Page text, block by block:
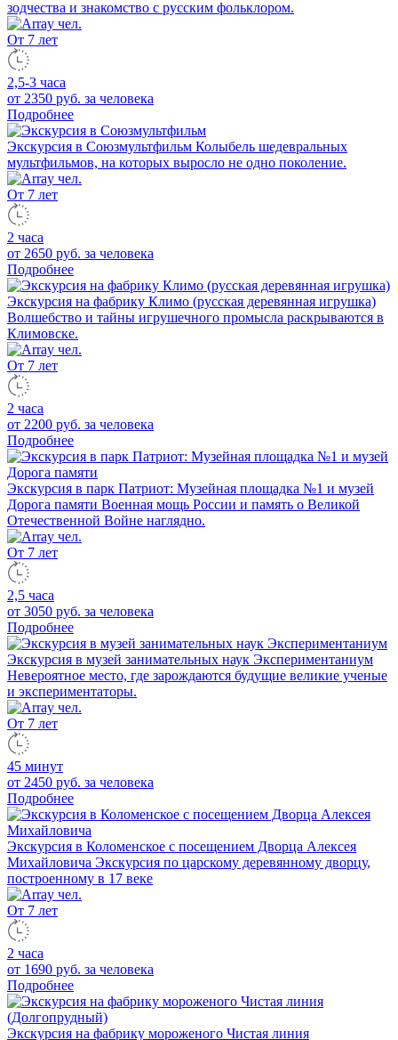
зодчества и знакомство с русским фольклором.
От 7 лет
2,5-3 часа
от 2350 руб. за человека
Подробнее
Экскурсия в Союзмультфильм Колыбель шедевральных
мультфильмов, на которых выросло не одно поколение.
От 7 лет
2 часа
от 2650 руб. за человека
Подробнее
Экскурсия на фабрику Климо (русская деревянная игрушка)
Волшебство и тайны игрушечного промысла раскрываются в
Климовске.
От 7 лет
2 часа
от 2200 руб. за человека
Подробнее
Экскурсия в парк Патриот: Музейная площадка №1 и музей
Дорога памяти Военная мощь России и память о Великой
Отечественной Войне наглядно.
От 7 лет
2,5 часа
от 3050 руб. за человека
Подробнее
Экскурсия в музей занимательных наук Экспериментаниум
Невероятное место, где зарождаются будущие великие ученые
и экспериментаторы.
От 7 лет
45 минут
от 2450 руб. за человека
Подробнее
Экскурсия в Коломенское с посещением Дворца Алексея
Михайловича Экскурсия по царскому деревянному дворцу,
построенному в 17 веке
От 7 лет
2 часа
от 1690 руб. за человека
Подробнее
Экскурсия на фабрику мороженого Чистая линия